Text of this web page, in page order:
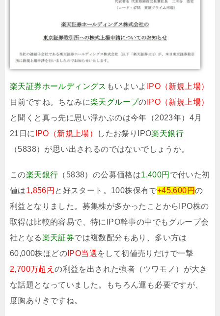
楽天証券ホールディングス もいよいよ IPO（新規上場）
目前ですね。ちなみに楽天グループの IPO（新規上場）
と聞くと真っ先に思い浮かぶのは今年（2023年）4月
21日に IPO（新規上場） したお祭りIPO楽天銀行
（5838）が思い出されるのではないでしょうか。
この楽天銀行 （5838）の公募価格は1,400円 で付いた初
値は1,856円 と好スタート。100株保有で+45,600円の
利益となりました。募集株が多かったことからIPO株の
取得は比較的容易で、特にIPO幹事の中でもグループ会
社となる楽天証券では複数配分もあり、多い方は
60,000株ほどの IPO当選をして初値売りだけで一撃
2,700万超えの利益を出された強者（ツワモノ）が大き
な話題となっていました。もちろん運も必要ですが、
度胸ありきですね。